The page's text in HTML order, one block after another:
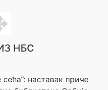
НБС
наставак приче